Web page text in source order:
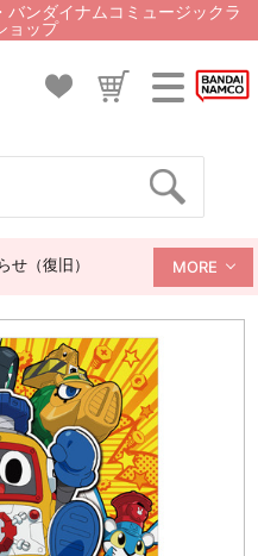
ンダイナムコミュージックラ
ョップ
せ（復旧） MORE